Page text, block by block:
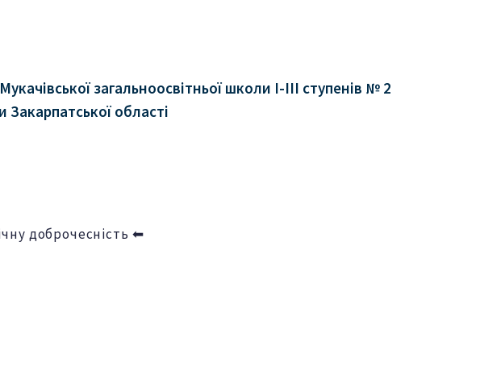
загальноосвітньої школи І-ІІІ ступенів № 2
Закарпатської області
доброчесність ⬅